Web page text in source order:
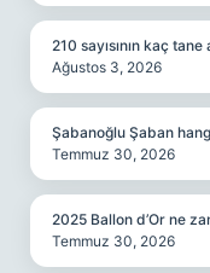
210 sayısının kaç
Ağustos 3, 2026
Şabanoğlu Şaban
Temmuz 30, 2026
2025 Ballon d’Or ne
Temmuz 30, 2026